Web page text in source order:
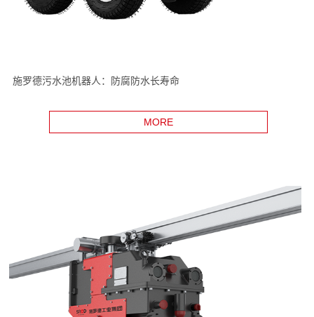
施罗德污水池机器人：防腐防水长寿命
MORE